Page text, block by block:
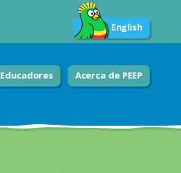
English
Educadores Acerca de PEEP